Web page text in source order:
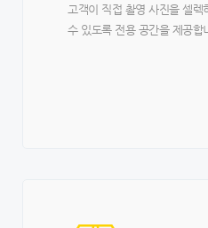
고객이 직접 촬영 사진을 셀렉
수 있도록 전용 공간을 제공합